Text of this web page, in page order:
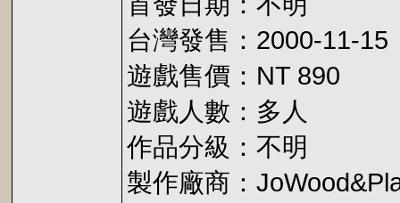
台灣發售：2000-11-15
遊戲售價：NT 890
遊戲人數：多人
作品分級：不明
製作廠商：